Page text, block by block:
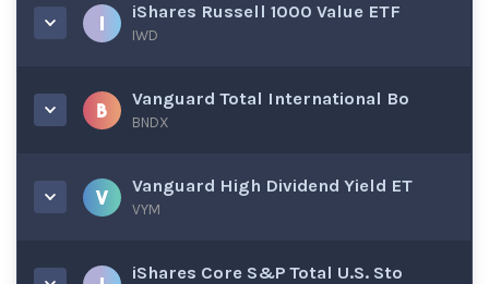
iShares Russell 1000 Value ETF
IWD
Vanguard Total International Bo
BNDX
Vanguard High Dividend Yield ET
VYM
iShares Core S&P Total U.S. Sto